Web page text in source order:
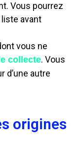
Vous pourrez
avant
vous ne
collecte. Vous
d’une autre
origines